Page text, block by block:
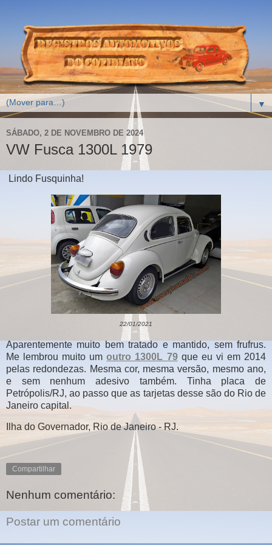
▼
SÁBADO, 2 DE NOVEMBRO DE 2024
VW Fusca 1300L 1979
Lindo Fusquinha!
22/01/2021
Aparentemente muito bem tratado e mantido, sem frufrus.
Me lembrou muito umoutro 1300L 79que eu vi em 2014
pelas redondezas. Mesma cor, mesma versão, mesmo ano,
e sem nenhum adesivo também. Tinha placa de
Petrópolis/RJ, ao passo que as tarjetas desse são do Rio de
Janeiro capital.
Ilha do Governador, Rio de Janeiro - RJ.
Compartilhar
Nenhum comentário:
Postar um comentário